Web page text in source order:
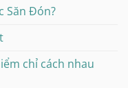
Săn Đón?
chỉ cách nhau